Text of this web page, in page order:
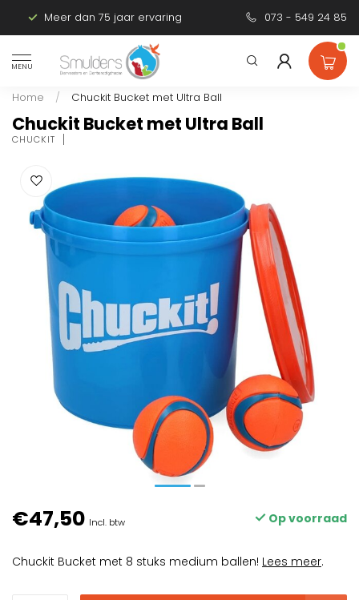
Meer dan 75 jaar ervaring Persoonlijk
073 - 549 24 85
MENU
Home / Chuckit Bucket met Ultra Ball
Chuckit Bucket met Ultra Ball
CHUCKIT
€47,50 Incl. btw Op voorraad
Chuckit Bucket met 8 stuks medium ballen! Lees meer.